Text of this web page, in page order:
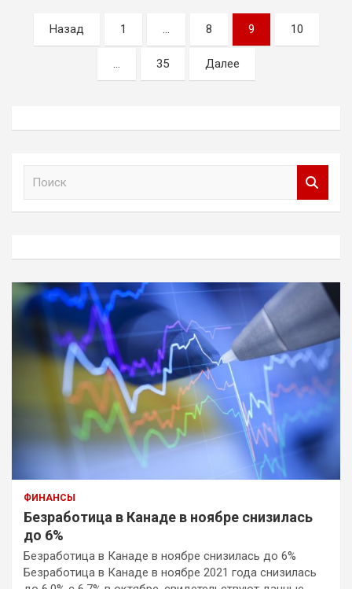
Пагинация
записей
Назад 1 … 8 9 10
… 35 Далее
ФИНАНСЫ
Безработица в Канаде в ноябре снизилась
до 6%
Безработица в Канаде в ноябре снизилась до 6%
Безработица в Канаде в ноябре 2021 года снизилась